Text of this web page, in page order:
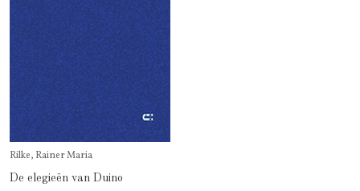
Rilke, Rainer Maria
De elegieën van Duino